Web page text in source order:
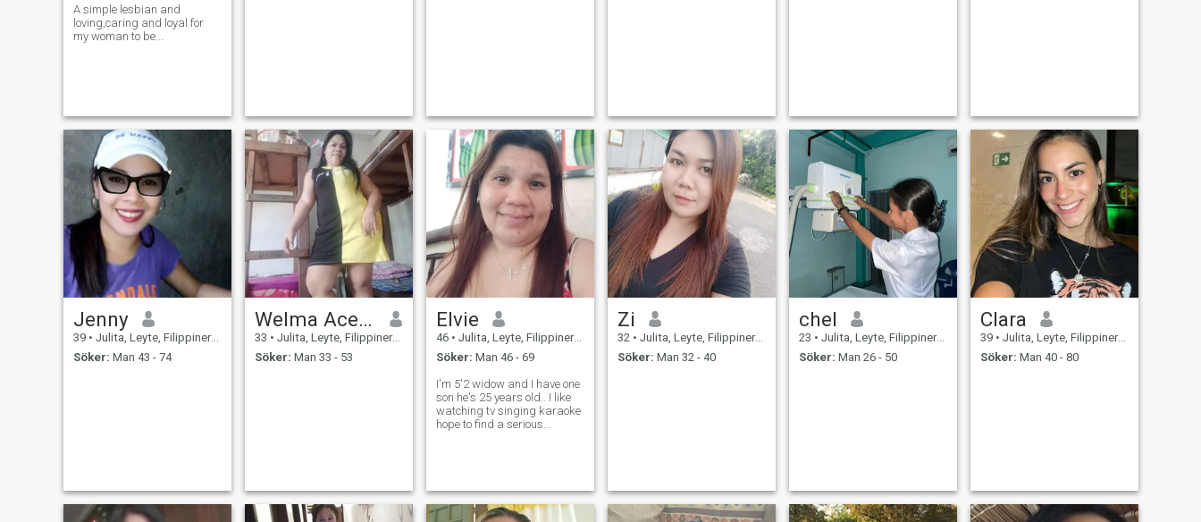
A simple lesbian and
loving,caring and loyal for
my woman to be...
Jenny
39 • Julita, Leyte, Filippinerna
Söker: Man 43 - 74
Welma Acedera
33 • Julita, Leyte, Filippinerna
Söker: Man 33 - 53
Elvie
46 • Julita, Leyte, Filippinerna
Söker: Man 46 - 69
I'm 5'2 widow and I have one
son he's 25 years old.. I like
watching tv singing karaoke
hope to find a serious
Zi
32 • Julita, Leyte, Filippinerna
Söker: Man 32 - 40
chel
23 • Julita, Leyte, Filippinerna
Söker: Man 26 - 50
Clara
39 • Julita, Leyte, Filippinerna
Söker: Man 40 - 80